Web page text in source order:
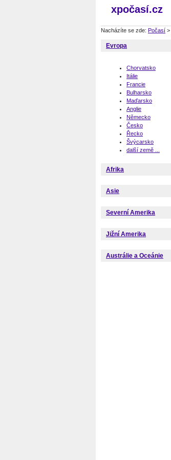
xpočasí.cz
Nacházíte se zde: Počasí >
Evropa
Chorvatsko
Itálie
Francie
Bulharsko
Maďarsko
Anglie
Německo
Česko
Řecko
Švýcarsko
další země ...
Afrika
Asie
Severní Amerika
Jižní Amerika
Austrálie a Oceánie